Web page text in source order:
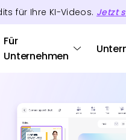
für Ihre KI-Videos. Jetzt
Für
Unternehmen